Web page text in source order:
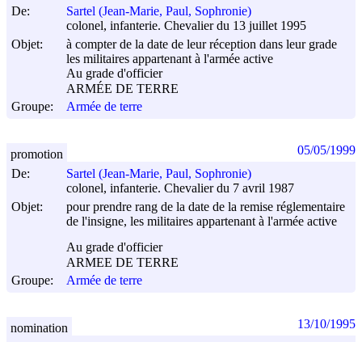
De:
Sartel (Jean-Marie, Paul, Sophronie)
colonel, infanterie. Chevalier du 13 juillet 1995
Objet:
à compter de la date de leur réception dans leur grade
les militaires appartenant à l'armée active
Au grade d'officier
ARMÉE DE TERRE
Groupe:
Armée de terre
De:
Sartel (Jean-Marie, Paul, Sophronie)
colonel, infanterie. Chevalier du 7 avril 1987
Objet:
pour prendre rang de la date de la remise réglementaire
de l'insigne, les militaires appartenant à l'armée active
Au grade d'officier
ARMEE DE TERRE
Groupe:
Armée de terre
promotion 05/05/1999
nomination 13/10/1995